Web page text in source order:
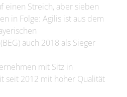
einen Streich, aber sieben
in Folge: Agilis ist aus dem
auch 2018 als Sieger
mit Sitz in
seit 2012 mit hoher Qualität